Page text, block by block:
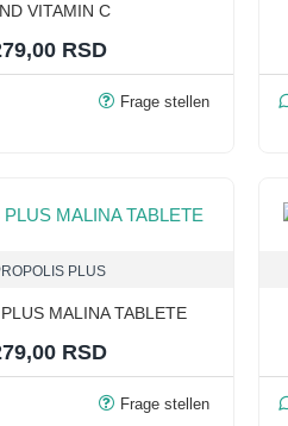
VITAMIN C
RSD
Frage stellen
PLUS
MALINA TABLETE
RSD
Frage stellen